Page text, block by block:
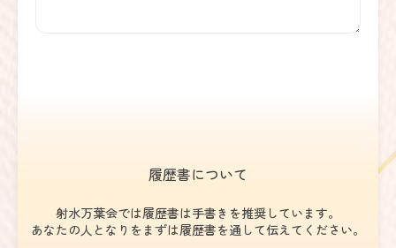
履歴書について
射水万葉会では履歴書は手書きを推奨しています。
あなたの人となりをまずは履歴書を通して伝えてください。